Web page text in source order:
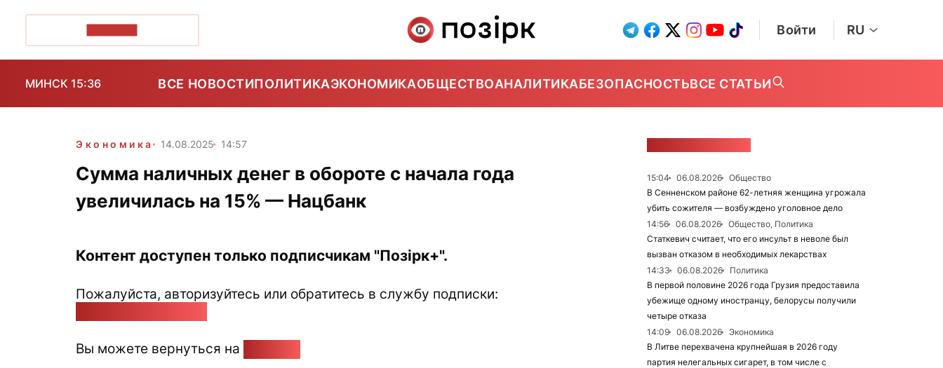
Войти RU
МИНСК 15:36 ВСЕ НОВОСТИПОЛИТИКАЭКОНОМИКАОБЩЕСТВОАНАЛИТИКАБЕЗОПАСНОСТЬВСЕ СТАТЬИ
Экономика 14.08.2025 14:57
Сумма наличных денег в обороте с начала года
увеличилась на 15% — Нацбанк
Контент доступен только подписчикам "Позірк+".
Пожалуйста, авторизуйтесь или обратитесь в службу подписки:
Вы можете вернуться на
15:04 06.08.2026
Общество
В Сенненском районе 62-летняя женщина угрожала
убить сожителя — возбуждено уголовное дело
14:56
06.08.2026
Общество, Политика
Статкевич считает, что его инсульт в неволе был
вызван отказом в необходимых лекарствах
14:33
06.08.2026
Политика
В первой половине 2026 года Грузия предоставила
убежище одному иностранцу, белорусы получили
четыре отказа
14:09
06.08.2026
Экономика
В Литве перехвачена крупнейшая в 2026 году
партия нелегальных сигарет, в том числе с